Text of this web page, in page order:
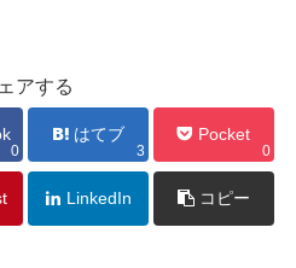
アする
0
はてブ
3
Pocket
0
LinkedIn コピー